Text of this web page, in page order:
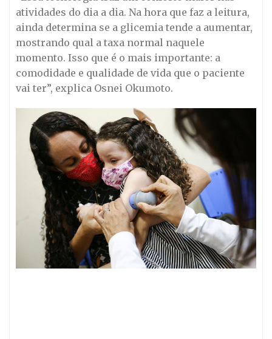
atividades do dia a dia. Na hora que faz a leitura,
ainda determina se a glicemia tende a aumentar,
mostrando qual a taxa normal naquele
momento. Isso que é o mais importante: a
comodidade e qualidade de vida que o paciente
vai ter”, explica Osnei Okumoto.